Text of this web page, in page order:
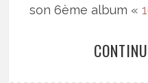
son 6ème album «